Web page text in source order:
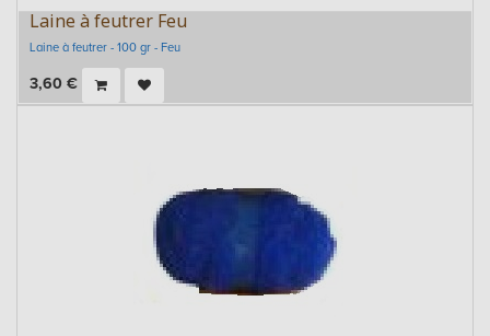
Laine à feutrer Feu
Laine à feutrer - 100 gr - Feu
3,60 €